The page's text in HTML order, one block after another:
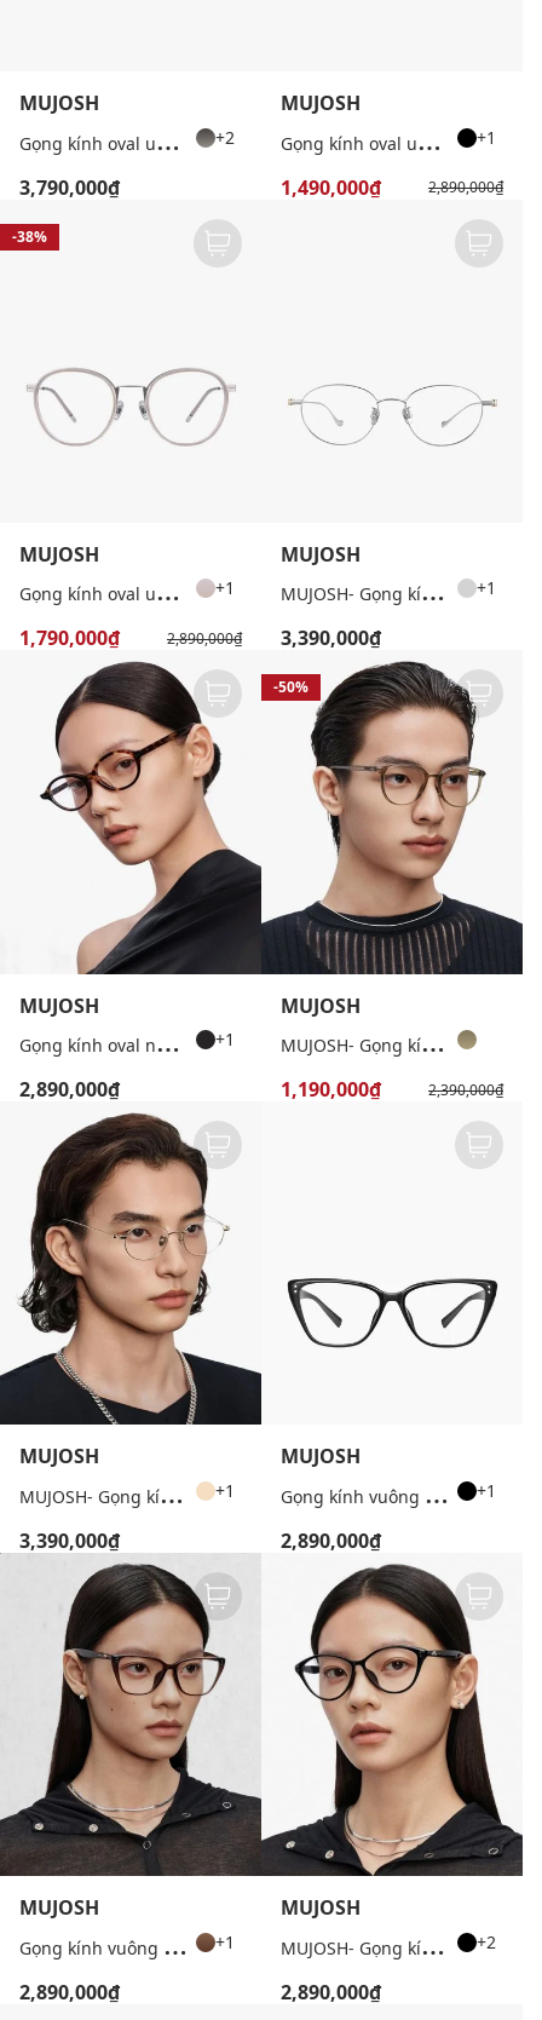
MUJOSH
G
ọng kính oval unisex bản vừa cá tính +2
3,790,000₫
MUJOSH
G
ọng kính oval unisex hiện đại +1
1,490,000₫ 2,890,000₫
-38%
MUJOSH
G
ọng kính oval unisex hiện đại +1
1,790,000₫ 2,890,000₫
MUJOSH
M
UJOSH- Gọng kính tròn unisex bản mảnh thời trang +1
3,390,000₫
MUJOSH
G
ọng kính oval nữ bản vừa cá tính +1
2,890,000₫
-50%
MUJOSH
M
UJOSH- Gọng kính tròn unisex bản vừa thời trang
1,190,000₫ 2,390,000₫
MUJOSH
M
UJOSH- Gọng kính tròn unisex bản mảnh thời trang +1
3,390,000₫
MUJOSH
G
ọng kính vuông unisex bản vừa cá tính +1
2,890,000₫
MUJOSH
G
ọng kính vuông unisex bản vừa cá tính +1
2,890,000₫
MUJOSH
M
UJOSH- Gọng kính tròn nữ bản dày thời trang +2
2,890,000₫